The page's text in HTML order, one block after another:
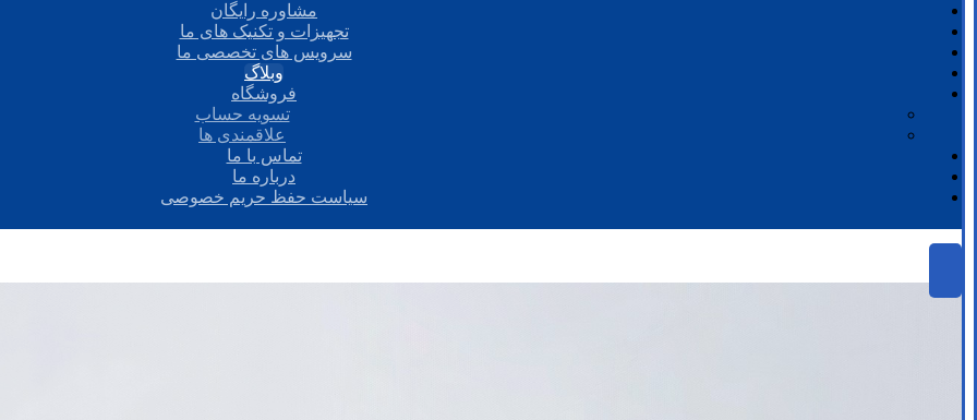
مشاوره رایگان
تجهیزات و تکنیک های ما
سرویس های تخصصی ما
وبلاگ
فروشگاه
تسویه حساب
علاقمندی ها
تماس با ما
درباره ما
سیاست حفظ حریم خصوصی